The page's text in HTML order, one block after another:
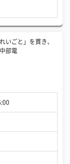
いごと」を貫き、
部電